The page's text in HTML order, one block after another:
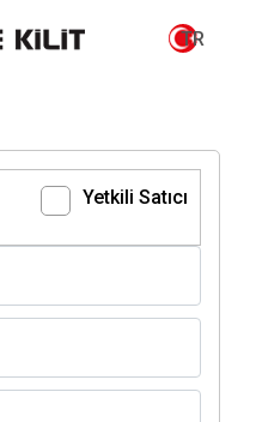
TR
Yetkili Satıcı